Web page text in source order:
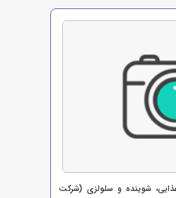
شوینده و سلولزی (شرکت